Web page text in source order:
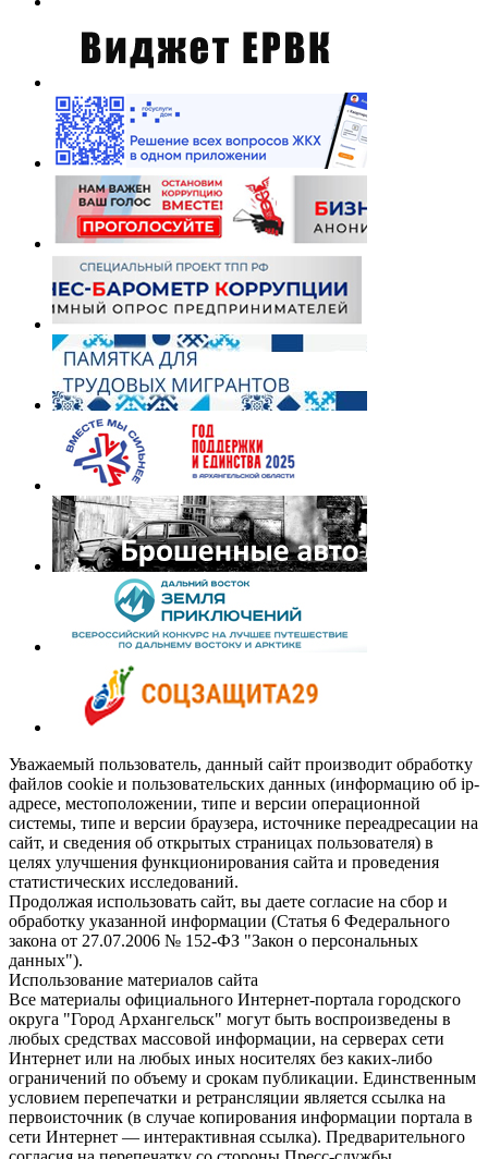
Уважаемый пользователь, данный сайт производит обработку
файлов cookie и пользовательских данных (информацию об ip-
адресе, местоположении, типе и версии операционной
системы, типе и версии браузера, источнике переадресации на
сайт, и сведения об открытых страницах пользователя) в
целях улучшения функционирования сайта и проведения
статистических исследований.
Продолжая использовать сайт, вы даете согласие на сбор и
обработку указанной информации (Статья 6 Федерального
закона от 27.07.2006 № 152-ФЗ "Закон о персональных
данных").
Использование материалов сайта
Все материалы официального Интернет-портала городского
округа "Город Архангельск" могут быть воспроизведены в
любых средствах массовой информации, на серверах сети
Интернет или на любых иных носителях без каких-либо
ограничений по объему и срокам публикации. Единственным
условием перепечатки и ретрансляции является ссылка на
первоисточник (в случае копирования информации портала в
сети Интернет — интерактивная ссылка). Предварительного